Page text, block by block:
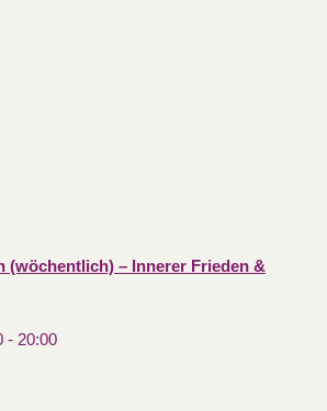
(wöchentlich) – Innerer Frieden &
- 20:00